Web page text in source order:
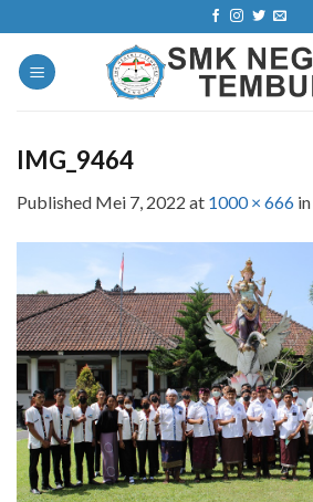
to
content
IMG_9464
Published Mei 7, 2022 at 1000 × 666 in